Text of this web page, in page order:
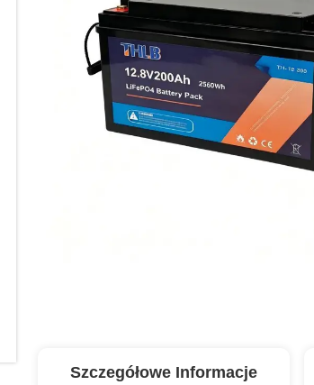
Szczegółowe Informacje